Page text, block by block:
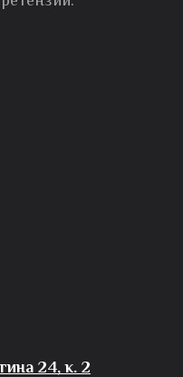
24, к. 2